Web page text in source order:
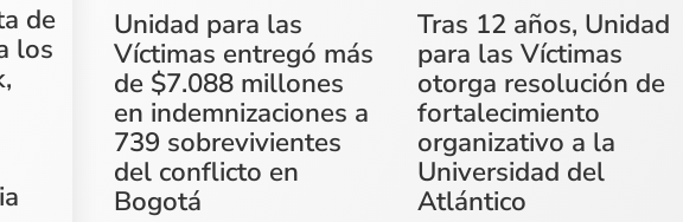
de
los
Unidad para las
Víctimas entregó más
de $7.088 millones
en indemnizaciones a
739 sobrevivientes
del conflicto en
Bogotá
Tras 12 años, Unidad
para las Víctimas
otorga resolución de
fortalecimiento
organizativo a la
Universidad del
Atlántico